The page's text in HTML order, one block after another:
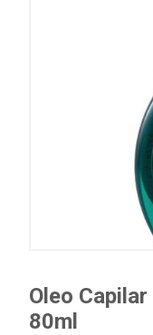
Oleo
80ml